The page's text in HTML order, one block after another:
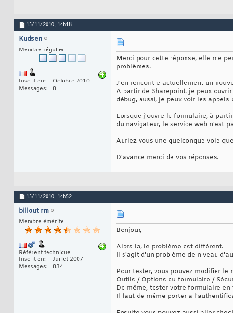
15/11/2010, 14h18
Kudsen
Membre régulier
Inscrit en
Octobre 2010
Messages
8
Merci pour cette réponse, elle me
problèmes.
J'en rencontre actuellement un
A partir de Sharepoint, je peux
débug, aussi, je peux voir les
Lorsque j'ouvre le formulaire, à
du navigateur, le service web n'est
Auriez vous une quelconque voie
D'avance merci de vos réponses.
15/11/2010, 14h52
billout rm
Membre émérite
Référent technique
Inscrit en
Juillet 2007
Messages
834
Bonjour,
Alors la, le problème est différent.
Il s'agit d'un problème de niveau
Pour tester, vous pouvez modifier
Outils / Options du formulaire /
De même, tester votre formulaire
Il faut de même porter a